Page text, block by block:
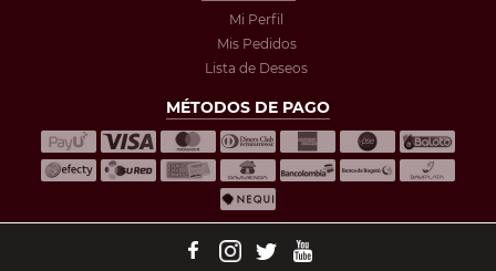
Mi Perfil
Mis Pedidos
Lista de Deseos
MÉTODOS DE PAGO